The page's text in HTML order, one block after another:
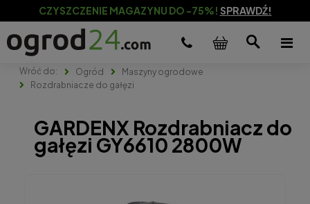
CZYSZCZENIE MAGAZYNU DO -75%! SPRAWDŹ!
Ogród
Maszyny ogrodowe
Rozdrabniacze do gałęzi
GARDENX Rozdrabniacz do
gałęzi GY6610 2800W